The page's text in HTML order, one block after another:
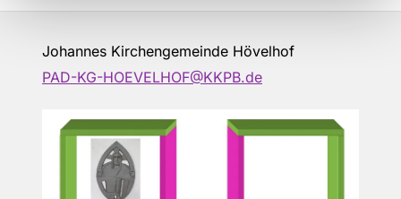
Johannes Kirchengemeinde Hövelhof
PAD-KG-HOEVELHOF@KKPB.de